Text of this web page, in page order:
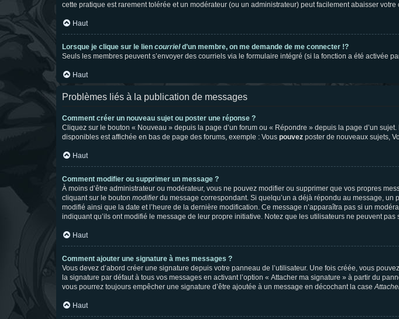
cette pratique est rarement tolérée et un modérateur (ou un administrateur) peut facilement abaisser votre
Haut
Lorsque je clique sur le lien courrield’un membre, on me demande de me connecter !?
Seuls les membres peuvent s’envoyer des courriels via le formulaire intégré (si la fonction a été activée
Haut
Problèmes liés à la publication de messages
Comment créer un nouveau sujet ou poster une réponse ?
Cliquez sur le bouton « Nouveau » depuis la page d’un forum ou « Répondre » depuis la page d’un
disponibles est affichée en bas de page des forums, exemple : Vous pouvez poster de nouveaux sujets,
Haut
Comment modifier ou supprimer un message ?
À moins d’être administrateur ou modérateur, vous ne pouvez modifier ou supprimer que vos propres
cliquant sur le bouton modifierdu message correspondant. Si quelqu’un a déjà répondu au message, un
modifié ainsi que la date et l’heure de la dernière modification. Ce message n’apparaîtra pas si un
indiquant qu’ils ont modifié le message de leur propre initiative. Notez que les utilisateurs ne peuvent
Haut
Comment ajouter une signature à mes messages ?
Vous devez d’abord créer une signature depuis votre panneau de l’utilisateur. Une fois créée, vous
la signature par défaut à tous vos messages en activant l’option « Attacher ma signature » à partir du
vous pourrez toujours empêcher une signature d’être ajoutée à un message en décochant la case
Haut